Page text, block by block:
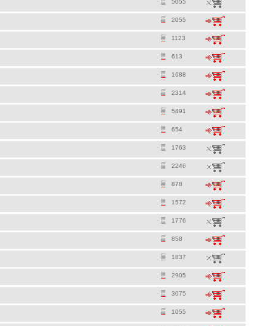
5055
2055
1123
613
1688
2314
5491
654
1763
2246
878
1572
1776
858
1837
2905
3075
1055